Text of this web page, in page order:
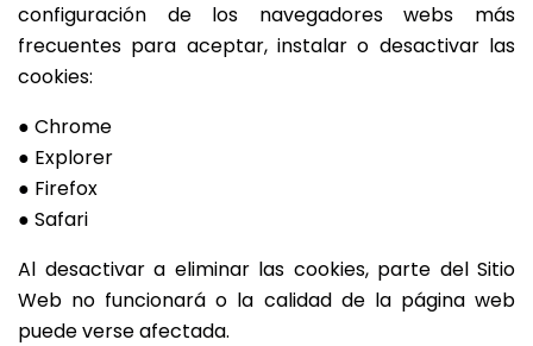
configuración de los navegadores webs más
frecuentes para aceptar, instalar o desactivar las
cookies:
● Chrome
● Explorer
● Firefox
● Safari
Al desactivar a eliminar las cookies, parte del Sitio
Web no funcionará o la calidad de la página web
puede verse afectada.